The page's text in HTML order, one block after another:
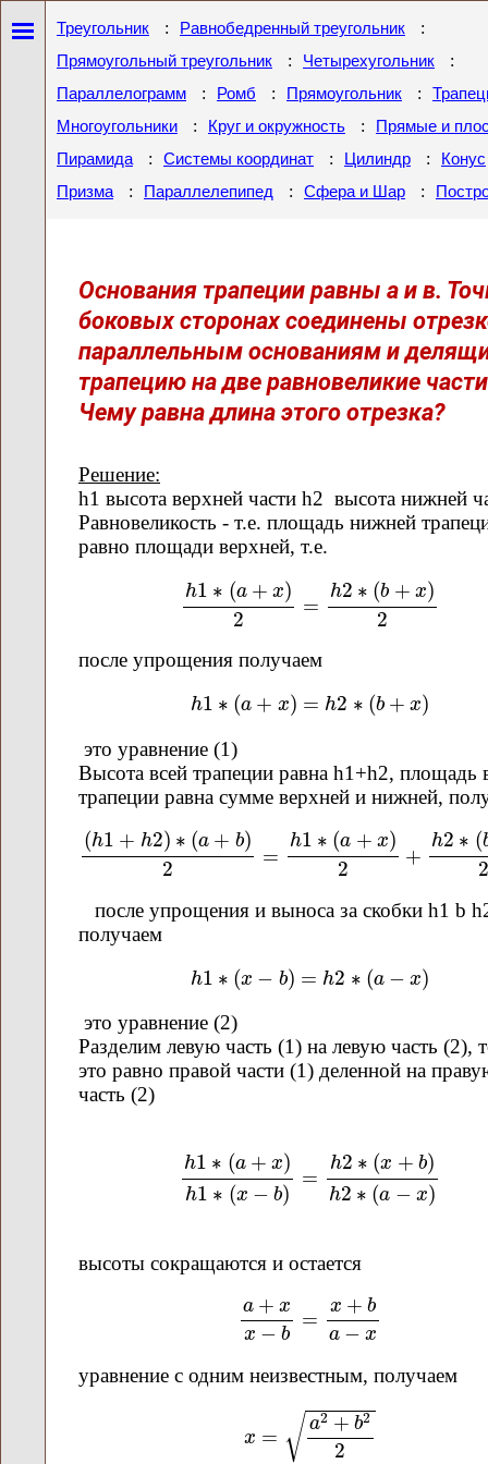
Треугольник : Равнобедренный треугольник :
Прямоугольный треугольник : Четырехугольник :
Параллелограмм : Ромб : Прямоугольник :
Многоугольники
: Круг и окружность :
Прямые и
Пирамида
: Системы координат : Цилиндр :
Конус
Призма
: Параллелепипед : Сфера и Шар :
Основания трапеции равны а и в.
боковых сторонах соединены
параллельным основаниям и
трапецию на две равновеликие
Чему равна длина этого отрезка?
Решение:
h1 высота верхней части h2 высота нижней
Равновеликость - т.е. площадь нижней
равно площади верхней, т.е.
h1 ∗ (a + x)
2
=
h2 ∗ (b + x)
2
∗ a ) 2∗ +x 2
после упрощения получаем
h1 ∗ (a + x) = h2 ∗ (b + x)
1 ( x 2 ∗ + )
это уравнение (1)
Высота всей трапеции равна h1+h2, площадь
трапеции равна сумме верхней и нижней,
(h1 + h2) ∗ (a + b)
2
=
h1 ∗ (a + x)
2
+
h2 ∗ (
h 1+ 2) ( +b h1∗ a+ ) +h (b+ )2
после упрощения и выноса за скобки h1 b
получаем
h1 ∗ (x − b) = h2 ∗ (a − x)
1 −b h2∗ a−
это уравнение (2)
Разделим левую часть (1) на левую часть (2),
это равно правой части (1) деленной на
часть (2)
h1 ∗ (a + x)
h1 ∗ (x − b)
=
h2 ∗ (x + b)
h2 ∗ (a − x)
h1∗ a+ ) 1∗ b )= 2 ( +b
высоты сокращаются и остается
a + x
x − b
=
x + b
a − x
x a −x
уравнение с одним неизвестным, получаем
x = √ a2 + b2
2
2+b22